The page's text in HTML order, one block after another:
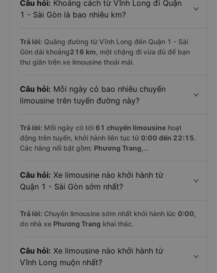
Câu hỏi: Khoảng cách từ Vĩnh Long đi Quận
1 - Sài Gòn là bao nhiêu km?
Trả lời: Quãng đường từ Vĩnh Long đến Quận 1 - Sài
Gòn dài khoảng216 km, một chặng đi vừa đủ để bạn
thư giãn trên xe limousine thoải mái.
Câu hỏi: Mỗi ngày có bao nhiêu chuyến
limousine trên tuyến đường này?
Trả lời: Mỗi ngày có tới 61 chuyến limousine hoạt
động trên tuyến, khởi hành liên tục từ0:00 đến 22:15.
Các hãng nổi bật gồm: Phương Trang,...
Câu hỏi: Xe limousine nào khởi hành từ
Quận 1 - Sài Gòn sớm nhất?
Trả lời: Chuyến limousine sớm nhất khởi hành lúc 0:00,
do nhà xe Phương Trang khai thác.
Câu hỏi: Xe limousine nào khởi hành từ
Vĩnh Long muộn nhất?